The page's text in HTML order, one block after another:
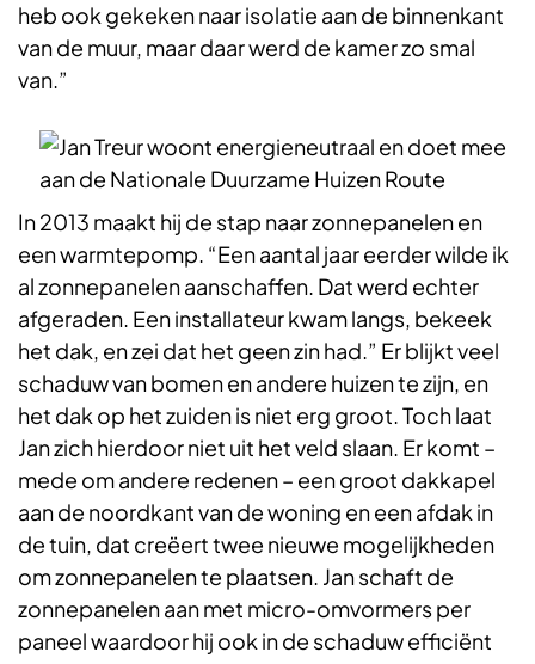
heb ook gekeken naar isolatie aan de binnenkant
van de muur, maar daar werd de kamer zo smal
van.”
In 2013 maakt hij de stap naar zonnepanelen en
een warmtepomp. “Een aantal jaar eerder wilde ik
al zonnepanelen aanschaffen. Dat werd echter
afgeraden. Een installateur kwam langs, bekeek
het dak, en zei dat het geen zin had.” Er blijkt veel
schaduw van bomen en andere huizen te zijn, en
het dak op het zuiden is niet erg groot. Toch laat
Jan zich hierdoor niet uit het veld slaan. Er komt –
mede om andere redenen – een groot dakkapel
aan de noordkant van de woning en een afdak in
de tuin, dat creëert twee nieuwe mogelijkheden
om zonnepanelen te plaatsen. Jan schaft de
zonnepanelen aan met micro-omvormers per
paneel waardoor hij ook in de schaduw efficiënt